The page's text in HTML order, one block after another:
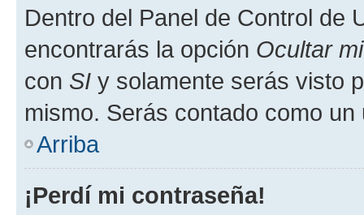
Dentro del Panel de Control de
encontrarás la opción Ocultar
con SI y solamente serás visto
mismo. Serás contado como un
Arriba
¡Perdí mi contraseña!